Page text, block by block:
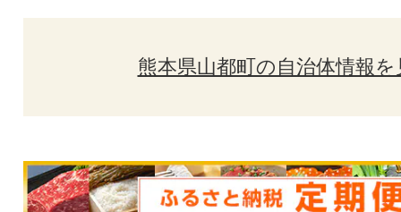
熊本県山都町の自治体情報を